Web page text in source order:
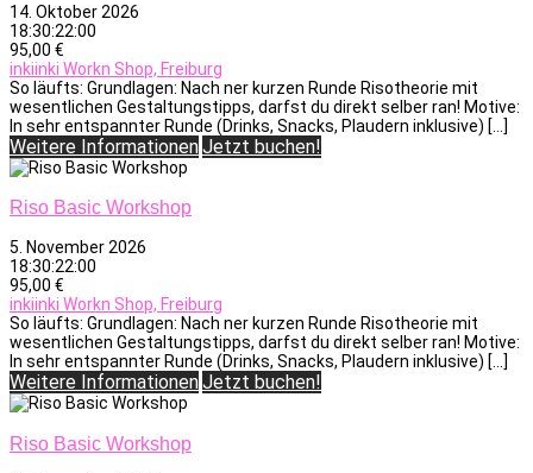
14. Oktober 2026
18:30:22:00
95,00 €
inkiinki Workn Shop, Freiburg
So läufts: Grundlagen: Nach ner kurzen Runde Risotheorie mit
wesentlichen Gestaltungstipps, darfst du direkt selber ran! Motive:
In sehr entspannter Runde (Drinks, Snacks, Plaudern inklusive) […]
Weitere InformationenJetzt buchen!
Riso Basic Workshop
5. November 2026
18:30:22:00
95,00 €
inkiinki Workn Shop, Freiburg
So läufts: Grundlagen: Nach ner kurzen Runde Risotheorie mit
wesentlichen Gestaltungstipps, darfst du direkt selber ran! Motive:
In sehr entspannter Runde (Drinks, Snacks, Plaudern inklusive) […]
Weitere InformationenJetzt buchen!
Riso Basic Workshop